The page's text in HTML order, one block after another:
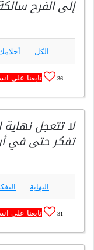
إلى الفرح
الكل
36 تابعنا على
لا تتعجل نهاية
تفكر حتى في
النهاية
31 تابعنا على